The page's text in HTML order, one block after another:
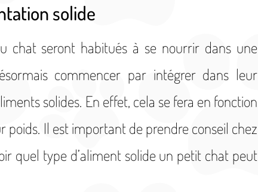
solide
chat seront habitués à se nourrir dans une
commencer par intégrer dans leur
solides. En effet, cela se fera en fonction
poids. Il est important de prendre conseil chez
quel type d’aliment solide un petit chat peut